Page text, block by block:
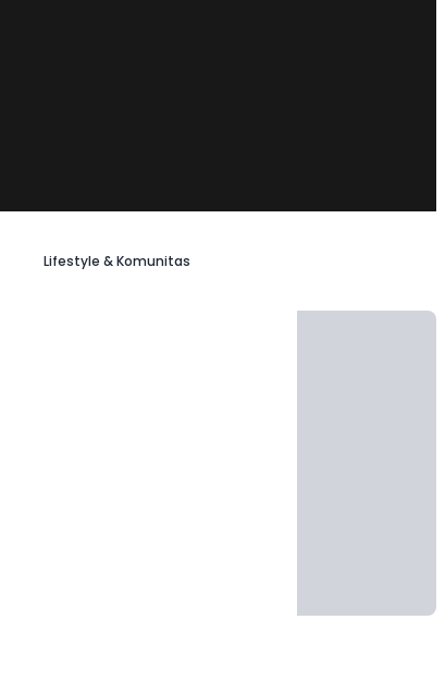
Lifestyle & Komunitas